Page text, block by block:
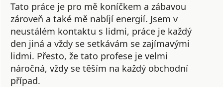
Tato práce je pro mě koníčkem a zábavou
zároveň a také mě nabíjí energií. Jsem v
neustálém kontaktu s lidmi, práce je každý
den jiná a vždy se setkávám se zajímavými
lidmi. Přesto, že tato profese je velmi
náročná, vždy se těším na každý obchodní
případ.